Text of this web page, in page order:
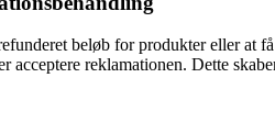
beløb for produkter eller at
reklamationen. Dette